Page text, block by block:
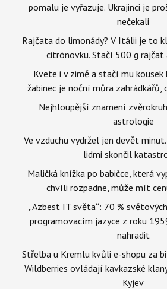
pomalu je vyřazuje. Ukrajinci je
nečekali
Rajčata do limonády? V Itálii je to
citrónovku. Stačí 500 g rajčat
Kvete i v zimě a stačí mu kousek
žabinec je noční můra zahrádkářů,
Nejhloupější znamení
astrologie
Ve vzduchu vydržel jen devět
lidmi skončil
Maličká knížka po babičce, která
chvíli rozpadne, může mít
„Azbest IT světa“: 70 %
programovacím jazyce z roku
nahradit
Střelba u Kremlu kvůli e-shopu za
Wildberries ovládají kavkazské
Kyjev